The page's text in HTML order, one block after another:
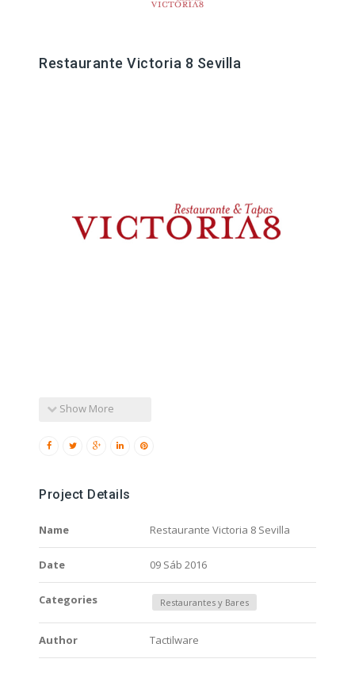
Restaurante Victoria 8 Sevilla
Show More
Project Details
Name Restaurante Victoria 8 Sevilla
Date 09 Sáb 2016
Categories Restaurantes y Bares
Author Tactilware